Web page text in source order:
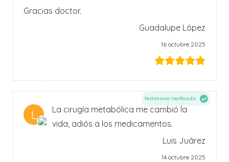
Gracias doctor.
Guadalupe López
16 octubre 2025
L
La cirugía metabólica me cambió la
vida, adiós a los medicamentos.
Testimonio Verificado
Luis Juárez
14 octubre 2025